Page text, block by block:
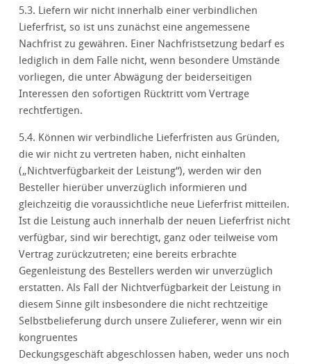
5.3. Liefern wir nicht innerhalb einer verbindlichen
Lieferfrist, so ist uns zunächst eine angemessene
Nachfrist zu gewähren. Einer Nachfristsetzung bedarf es
lediglich in dem Falle nicht, wenn besondere Umstände
vorliegen, die unter Abwägung der beiderseitigen
Interessen den sofortigen Rücktritt vom Vertrage
rechtfertigen.
5.4. Können wir verbindliche Lieferfristen aus Gründen,
die wir nicht zu vertreten haben, nicht einhalten
(„Nichtverfügbarkeit der Leistung“), werden wir den
Besteller hierüber unverzüglich informieren und
gleichzeitig die voraussichtliche neue Lieferfrist mitteilen.
Ist die Leistung auch innerhalb der neuen Lieferfrist nicht
verfügbar, sind wir berechtigt, ganz oder teilweise vom
Vertrag zurückzutreten; eine bereits erbrachte
Gegenleistung des Bestellers werden wir unverzüglich
erstatten. Als Fall der Nichtverfügbarkeit der Leistung in
diesem Sinne gilt insbesondere die nicht rechtzeitige
Selbstbelieferung durch unsere Zulieferer, wenn wir ein
kongruentes
Deckungsgeschäft abgeschlossen haben, weder uns noch